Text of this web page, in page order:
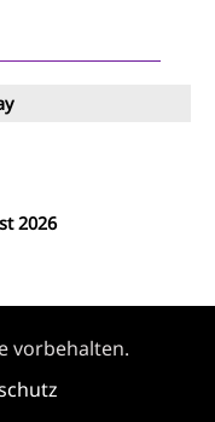
2026
vorbehalten.